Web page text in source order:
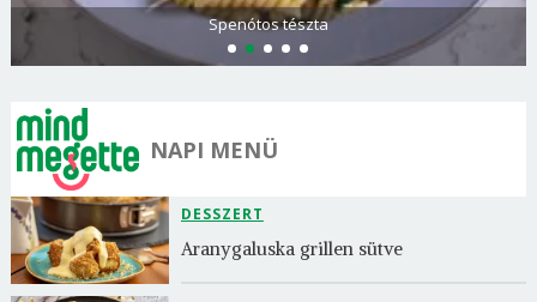
Görögdinnye-limonádé
NAPI MENÜ
DESSZERT
Aranygaluska grillen sütve